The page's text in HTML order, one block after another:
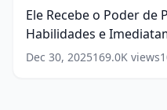
de
Possuir
o
Corpo
Ele Recebe o Poder de
Habilidades e
Overpower (17 words)
Dec 30, 2025169.0K views